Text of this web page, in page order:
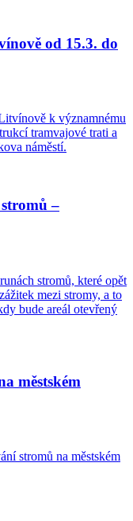
od 15.3. do
k významnému
tramvajové trati a
náměstí.
–
stromů, které opět
mezi stromy, a to
bude areál otevřený
městském
stromů na městském